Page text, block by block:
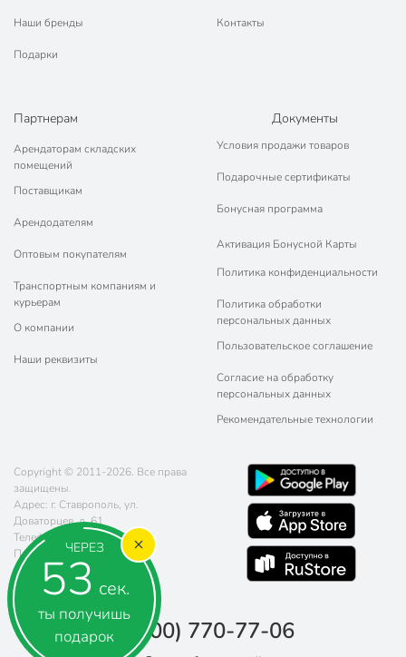
ЧЕРЕЗ
52 сек.
ты получишь
подарок
Наши бренды
Подарки
Контакты
Партнерам
Арендаторам складских
помещений
Поставщикам
Арендодателям
Оптовым покупателям
Транспортным компаниям и
курьерам
О компании
Наши реквизиты
Документы
Условия продажи товаров
Подарочные сертификаты
Бонусная программа
Активация Бонусной Карты
Политика конфиденциальности
Политика обработки
персональных данных
Пользовательское соглашение
Согласие на обработку
персональных данных
Рекомендательные технологии
Copyright © 2011-2026. Все права
защищены.
Адрес: г. Ставрополь, ул.
Доваторцев, д. 61
Телефон:
8 (800) 770-77-06
Почта:
sales@poryadok.ru
8 (800) 770-77-06